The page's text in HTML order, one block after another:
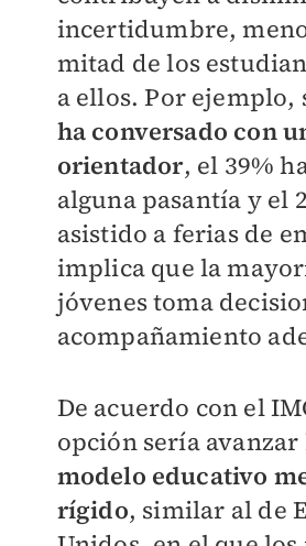
incertidumbre,
mitad de los
a ellos. Por ejemplo,
ha conversado con
orientador, el 39%
alguna pasantía y el
asistido a ferias de
implica que la
jóvenes toma
acompañamiento
De acuerdo con el
opción sería
modelo educativo
rígido, similar al de